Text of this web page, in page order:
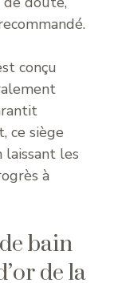
conçu
ce siège
les
à
bain
de la